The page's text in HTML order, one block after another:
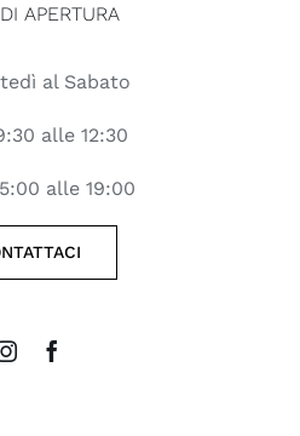
APERTURA
al Sabato
alle 12:30
alle 19:00